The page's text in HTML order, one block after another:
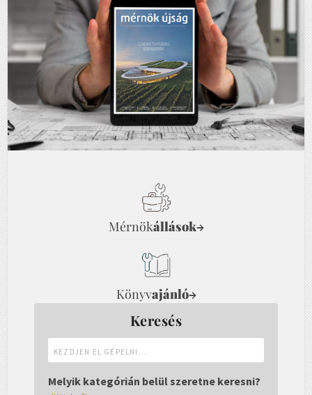
Mérnökállások→
Könyvajánló→
Keresés
el
gépelni...
Melyik kategórián belül szeretne keresni?